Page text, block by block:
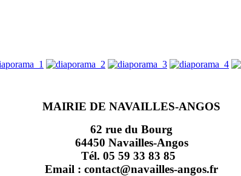
MAIRIE DE NAVAILLES-ANGOS
62 rue du Bourg
64450 Navailles-Angos
Tél. 05 59 33 83 85
Email : contact@navailles-angos.fr